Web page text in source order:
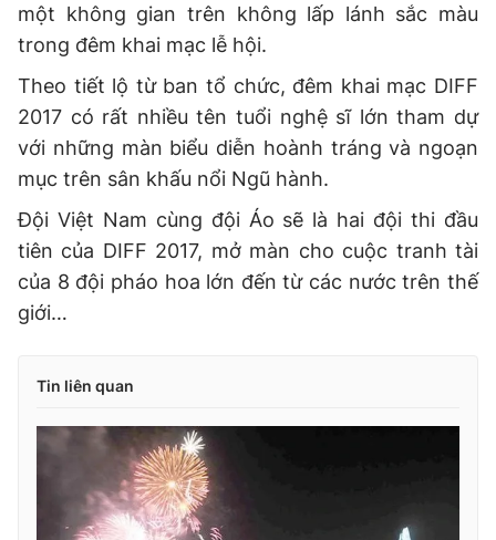
một không gian trên không lấp lánh sắc màu
trong đêm khai mạc lễ hội.
Theo tiết lộ từ ban tổ chức, đêm khai mạc DIFF
2017 có rất nhiều tên tuổi nghệ sĩ lớn tham dự
với những màn biểu diễn hoành tráng và ngoạn
mục trên sân khấu nổi Ngũ hành.
Đội Việt Nam cùng đội Áo sẽ là hai đội thi đầu
tiên của DIFF 2017, mở màn cho cuộc tranh tài
của 8 đội pháo hoa lớn đến từ các nước trên thế
giới…
Tin liên quan